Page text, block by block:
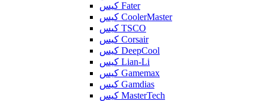
کیس Fater
کیس CoolerMaster
کیس TSCO
کیس Corsair
کیس DeepCool
کیس Lian-Li
کیس Gamemax
کیس Gamdias
کیس MasterTech